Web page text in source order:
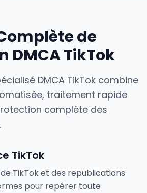
de
DMCA TikTok
DMCA TikTok combine
traitement rapide
complète des
TikTok
TikTok et des republications
pour repérer toute